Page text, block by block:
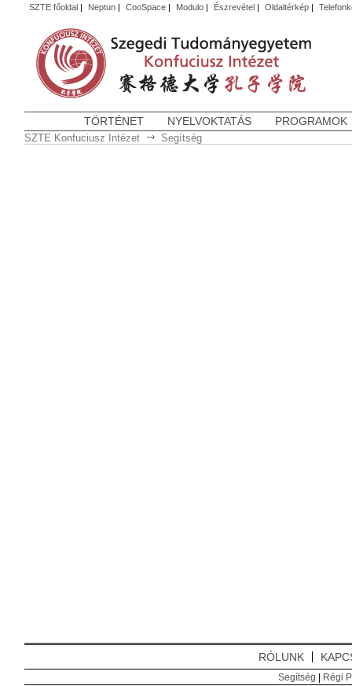
SZTE főoldal| Neptun| CooSpace| Modulo| Észrevétel| Oldaltérkép|
TÖRTÉNET NYELVOKTATÁS PROGRAMOK
SZTE Konfuciusz Intézet Segítség
RÓLUNK
Segítség | Régi